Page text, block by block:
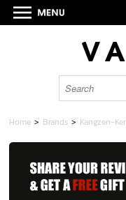
Home > Brands > Kangzen-